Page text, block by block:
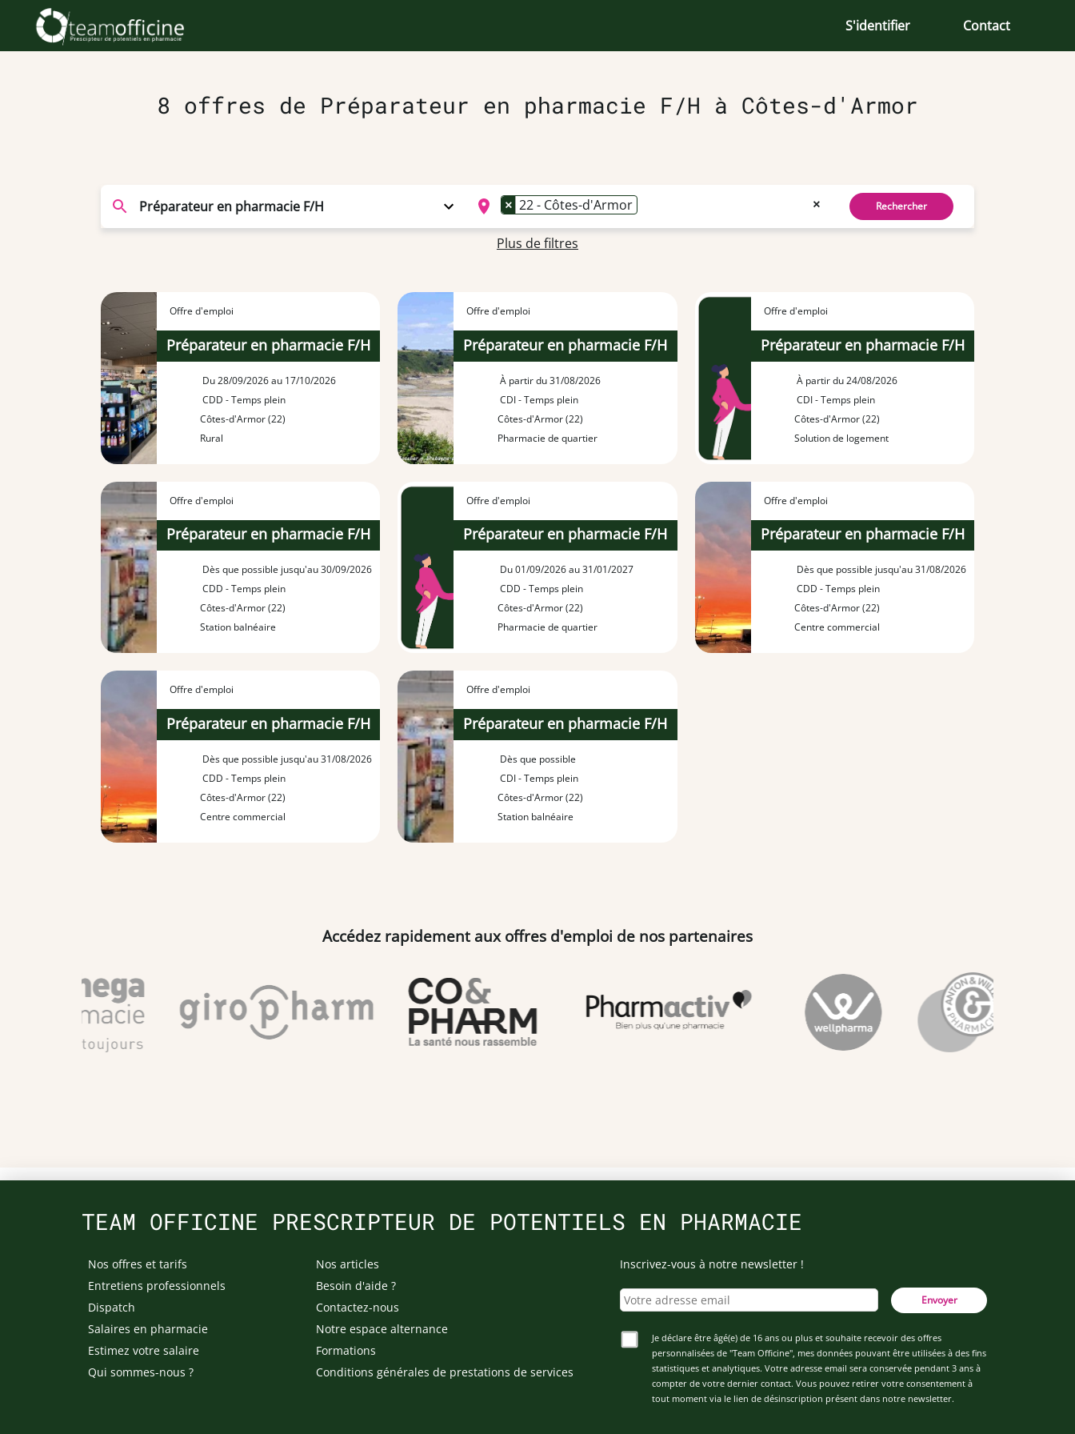
S'identifier Contact
8 offres de Préparateur en pharmacie F/H à Côtes-d'Armor
×
× 22 - Côtes-d'Armor Rechercher
Plus de filtres
Offre d'emploi
Préparateur en pharmacie F/H
Du 28/09/2026 au 17/10/2026
CDD - Temps plein
Côtes-d'Armor (22)
Rural
Offre d'emploi
Préparateur en pharmacie F/H
À partir du 31/08/2026
CDI - Temps plein
Côtes-d'Armor (22)
Pharmacie de quartier
Offre d'emploi
Préparateur en pharmacie F/H
À partir du 24/08/2026
CDI - Temps plein
Côtes-d'Armor (22)
Solution de logement
Offre d'emploi
Préparateur en pharmacie F/H
Dès que possible jusqu'au 30/09/2026
CDD - Temps plein
Côtes-d'Armor (22)
Station balnéaire
Offre d'emploi
Préparateur en pharmacie F/H
Du 01/09/2026 au 31/01/2027
CDD - Temps plein
Côtes-d'Armor (22)
Pharmacie de quartier
Offre d'emploi
Préparateur en pharmacie F/H
Dès que possible jusqu'au 31/08/2026
CDD - Temps plein
Côtes-d'Armor (22)
Centre commercial
Offre d'emploi
Préparateur en pharmacie F/H
Dès que possible jusqu'au 31/08/2026
CDD - Temps plein
Côtes-d'Armor (22)
Centre commercial
Offre d'emploi
Préparateur en pharmacie F/H
Dès que possible
CDI - Temps plein
Côtes-d'Armor (22)
Station balnéaire
Accédez rapidement aux offres d'emploi de nos partenaires
TEAM OFFICINE PRESCRIPTEUR DE POTENTIELS EN PHARMACIE
Nos offres et tarifs
Entretiens professionnels
Dispatch
Salaires en pharmacie
Estimez votre salaire
Qui sommes-nous ?
Nos articles
Besoin d'aide ?
Contactez-nous
Notre espace alternance
Formations
Conditions générales de prestations de services
Inscrivez-vous à notre newsletter !
Envoyer
Je déclare être âgé(e) de 16 ans ou plus et souhaite recevoir des offres
personnalisées de "Team Officine", mes données pouvant être utilisées à des fins
statistiques et analytiques. Votre adresse email sera conservée pendant 3 ans à
compter de votre dernier contact. Vous pouvez retirer votre consentement à
tout moment via le lien de désinscription présent dans notre newsletter.